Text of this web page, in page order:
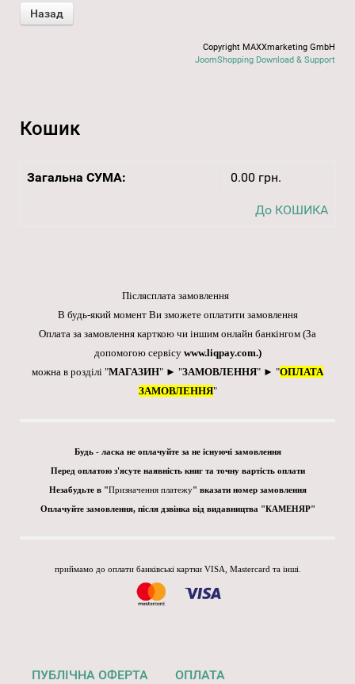
Copyright MAXXmarketing GmbH
JoomShopping Download & Support
Кошик
Загальна СУМА: 0.00 грн.
До КОШИКА
Післясплата замовлення
В будь-який момент Ви зможете оплатити замовлення
Оплата за замовлення карткою чи іншим онлайн банкінгом (За
допомогою сервісу www.liqpay.com.)
можна в розділі "МАГАЗИН" ► "ЗАМОВЛЕННЯ" ► "ОПЛАТА
ЗАМОВЛЕННЯ"
Будь - ласка не оплачуйте за не існуючі замовлення
Перед оплатою з'ясуте наявність книг та точну вартість оплати
Незабудьте в "Призначення платежу" вказати номер замовлення
Оплачуйте замовлення, після дзвінка від видавництва "КАМЕНЯР"
приймамо до оплати банківські картки VISA, Mastercard та інші.
ПУБЛІЧНА ОФЕРТА ОПЛАТА